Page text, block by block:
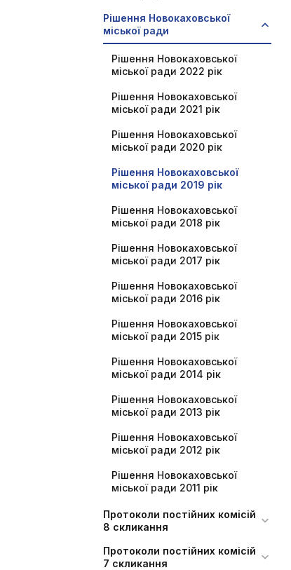
Рішення Новокаховської
міської ради
Рішення Новокаховської
міської ради 2022 рік
Рішення Новокаховської
міської ради 2021 рік
Рішення Новокаховської
міської ради 2020 рік
Рішення Новокаховської
міської ради 2019 рік
Рішення Новокаховської
міської ради 2018 рік
Рішення Новокаховської
міської ради 2017 рік
Рішення Новокаховської
міської ради 2016 рік
Рішення Новокаховської
міської ради 2015 рік
Рішення Новокаховської
міської ради 2014 рік
Рішення Новокаховської
міської ради 2013 рік
Рішення Новокаховської
міської ради 2012 рік
Рішення Новокаховської
міської ради 2011 рік
Протоколи постійних комісій
8 скликання
Протоколи постійних комісій
7 скликання